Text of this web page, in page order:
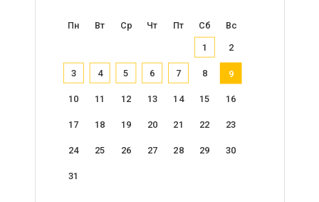
Пн Вт Ср Чт Пт Сб Вс
1 2
3 4 5 6 7 8 9
10 11 12 13 14 15 16
17 18 19 20 21 22 23
24 25 26 27 28 29 30
31